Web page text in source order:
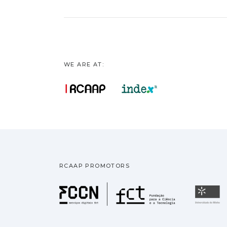
WE ARE AT:
RCAAP PROMOTORS
Fundação